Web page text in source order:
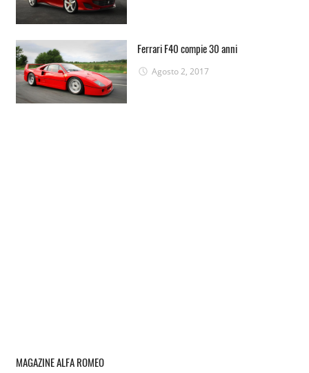
Ferrari F40 compie 30 anni
Agosto 2, 2017
MAGAZINE ALFA ROMEO